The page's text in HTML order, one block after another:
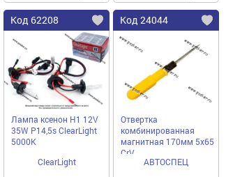
Код 62208
Лампа ксенон H1 12V
35W P14,5s ClearLight
5000K
ClearLight
Код 24044
Отвертка
комбинированная
магнитная 170мм 5х65
CrV
АВТОСПЕЦ